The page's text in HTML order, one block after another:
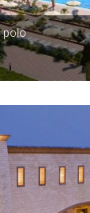
polo